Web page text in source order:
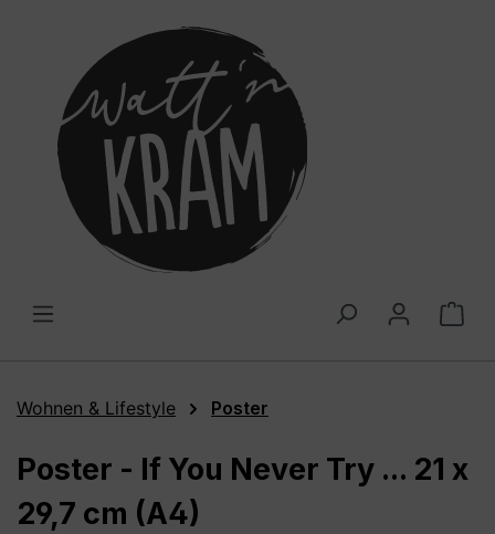
Wohnen & Lifestyle Poster
Poster - If You Never Try ... 21 x
29,7 cm (A4)